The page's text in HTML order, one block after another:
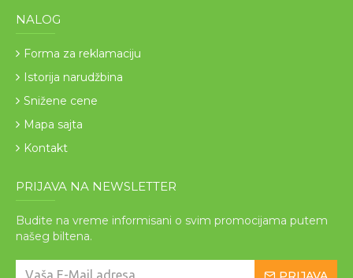
NALOG
Forma za reklamaciju
Istorija narudžbina
Snižene cene
Mapa sajta
Kontakt
PRIJAVA NA NEWSLETTER
Budite na vreme informisani o svim promocijama putem
našeg biltena.